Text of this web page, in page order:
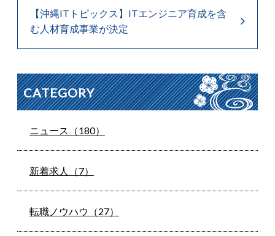
【沖縄ITトピックス】ITエンジニア育成を含
む人材育成事業が決定
CATEGORY
ニュース（180）
新着求人（7）
転職ノウハウ（27）